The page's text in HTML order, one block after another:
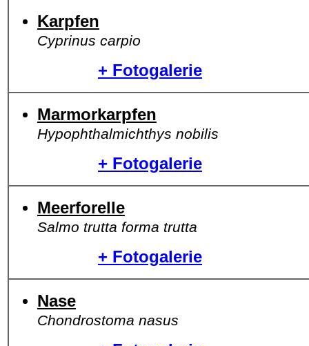
Karpfen
Cyprinus carpio
+ Fotogalerie
Marmorkarpfen
Hypophthalmichthys nobilis
+ Fotogalerie
Meerforelle
Salmo trutta forma trutta
+ Fotogalerie
Nase
Chondrostoma nasus